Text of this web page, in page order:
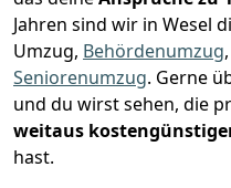
Jahren sind wir in Wesel
Umzug, Behördenumzug,
Seniorenumzug. Gerne
und du wirst sehen, die
weitaus
hast.